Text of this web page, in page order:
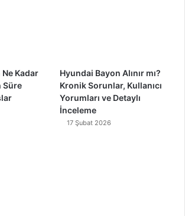
Kadar
Süre
Hyundai Bayon Alınır mı?
Kronik Sorunlar, Kullanıcı
Yorumları ve Detaylı
İnceleme
17 Şubat 2026